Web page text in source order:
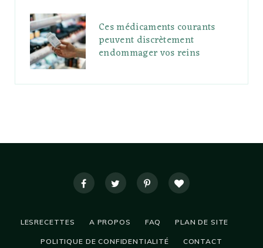
Ces médicaments courants
peuvent discrètement
endommager vos reins
LESRECETTES A PROPOS FAQ PLAN DE SITE
POLITIQUE DE CONFIDENTIALITÉ CONTACT